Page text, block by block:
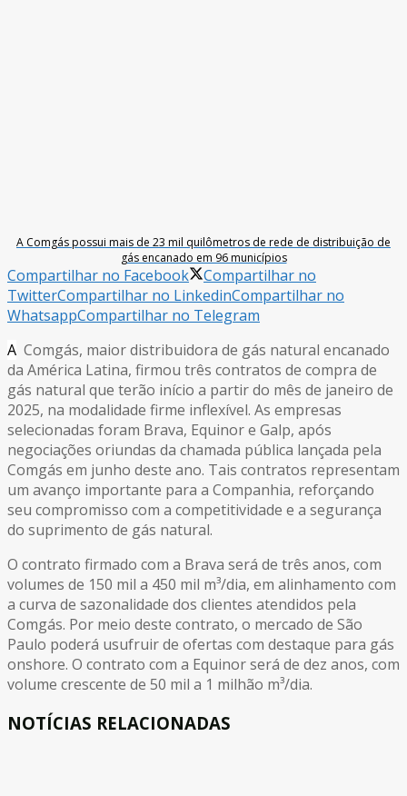
A Comgás possui mais de 23 mil quilômetros de rede de distribuição de
gás encanado em 96 municípios
Compartilhar no Facebook
Compartilhar no
TwitterCompartilhar no LinkedinCompartilhar no
WhatsappCompartilhar no Telegram
A Comgás, maior distribuidora de gás natural encanado
da América Latina, firmou três contratos de compra de
gás natural que terão início a partir do mês de janeiro de
2025, na modalidade firme inflexível. As empresas
selecionadas foram Brava, Equinor e Galp, após
negociações oriundas da chamada pública lançada pela
Comgás em junho deste ano. Tais contratos representam
um avanço importante para a Companhia, reforçando
seu compromisso com a competitividade e a segurança
do suprimento de gás natural.
O contrato firmado com a Brava será de três anos, com
volumes de 150 mil a 450 mil m³/dia, em alinhamento com
a curva de sazonalidade dos clientes atendidos pela
Comgás. Por meio deste contrato, o mercado de São
Paulo poderá usufruir de ofertas com destaque para gás
onshore. O contrato com a Equinor será de dez anos, com
volume crescente de 50 mil a 1 milhão m³/dia.
NOTÍCIAS RELACIONADAS